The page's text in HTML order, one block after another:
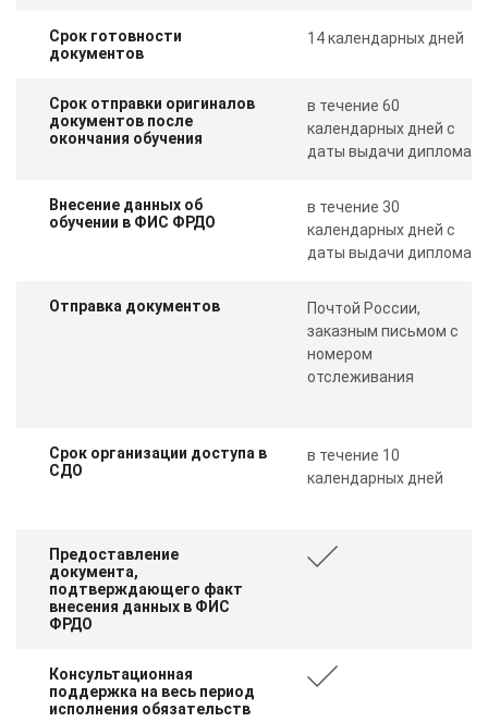
Срок готовности
документов
14 календарных дней
Срок отправки оригиналов
документов после
окончания обучения
в течение 60
календарных дней с
даты выдачи диплома
Внесение данных об
обучении в ФИС ФРДО
в течение 30
календарных дней с
даты выдачи диплома
Отправка документов
Почтой России,
заказным письмом с
номером
отслеживания
Срок организации доступа в
СДО
в течение 10
календарных дней
Предоставление
документа,
подтверждающего факт
внесения данных в ФИС
ФРДО
Консультационная
поддержка на весь период
исполнения обязательств